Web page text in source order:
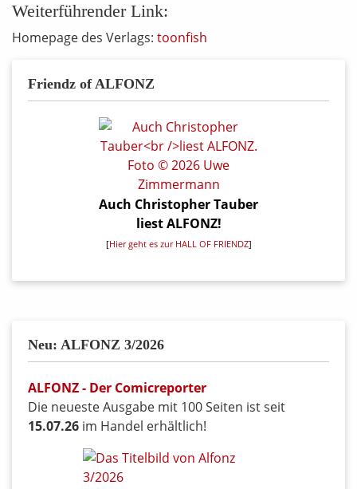
Weiterführender Link:
Homepage des Verlags: toonfish
Friendz of ALFONZ
Auch Christopher Tauber
liest ALFONZ!
[Hier geht es zur HALL OF FRIENDZ]
Neu: ALFONZ 3/2026
ALFONZ - Der Comicreporter
Die neueste Ausgabe mit 100 Seiten ist seit
15.07.26 im Handel erhältlich!